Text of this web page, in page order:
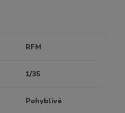
RFM
1/35
Pohyblivé